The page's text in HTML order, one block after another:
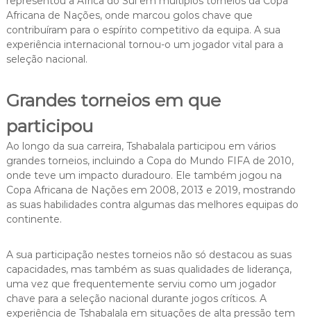
Africana de Nações, onde marcou golos chave que
contribuíram para o espírito competitivo da equipa. A sua
experiência internacional tornou-o um jogador vital para a
seleção nacional.
Grandes torneios em que
participou
Ao longo da sua carreira, Tshabalala participou em vários
grandes torneios, incluindo a Copa do Mundo FIFA de 2010,
onde teve um impacto duradouro. Ele também jogou na
Copa Africana de Nações em 2008, 2013 e 2019, mostrando
as suas habilidades contra algumas das melhores equipas do
continente.
A sua participação nestes torneios não só destacou as suas
capacidades, mas também as suas qualidades de liderança,
uma vez que frequentemente serviu como um jogador
chave para a seleção nacional durante jogos críticos. A
experiência de Tshabalala em situações de alta pressão tem